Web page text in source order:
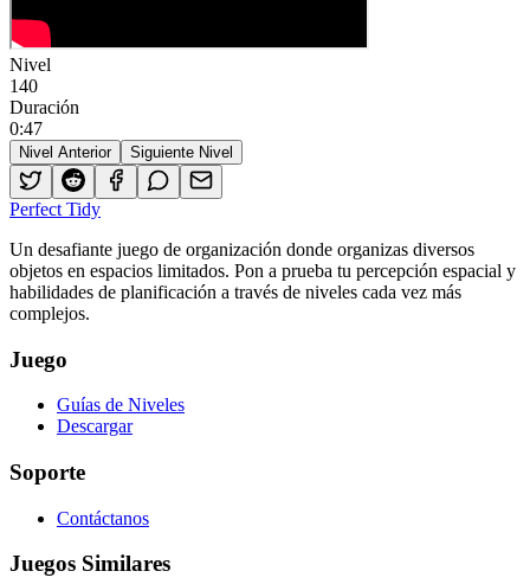
Nivel
140
Duración
0:47
Nivel Anterior Siguiente Nivel
Perfect Tidy
Un desafiante juego de organización donde organizas diversos
objetos en espacios limitados. Pon a prueba tu percepción espacial y
habilidades de planificación a través de niveles cada vez más
complejos.
Juego
Guías de Niveles
Descargar
Soporte
Contáctanos
Juegos Similares